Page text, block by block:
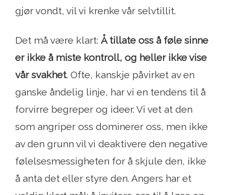
gjør vondt, vil vi krenke vår selvtillit.
Det må være klart: Å tillate oss å føle sinne
er ikke å miste kontroll, og heller ikke vise
vår svakhet. Ofte, kanskje påvirket av en
ganske åndelig linje, har vi en tendens til å
forvirre begreper og ideer. Vi vet at den
som angriper oss dominerer oss, men ikke
av den grunn vil vi deaktivere den negative
følelsesmessigheten for å skjule den, ikke
å anta det eller styre den. Angers har et